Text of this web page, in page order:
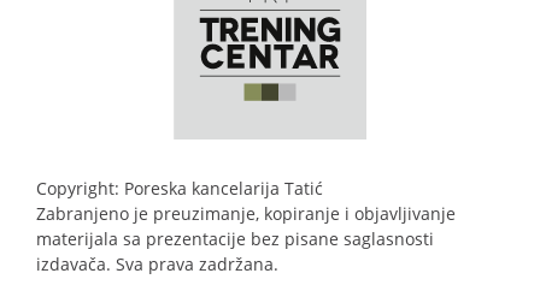
Copyright: Poreska kancelarija Tatić
Zabranjeno je preuzimanje, kopiranje i objavljivanje
materijala sa prezentacije bez pisane saglasnosti
izdavača. Sva prava zadržana.